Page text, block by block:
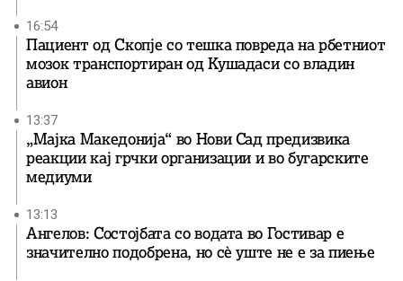
16:54
Пациент од Скопје со тешка повреда на рбетниот
мозок транспортиран од Кушадаси со владин
авион
13:37
„Мајка Македонија“ во Нови Сад предизвика
реакции кај грчки организации и во бугарските
медиуми
13:13
Ангелов: Состојбата со водата во Гостивар е
значително подобрена, но сè уште не е за пиење